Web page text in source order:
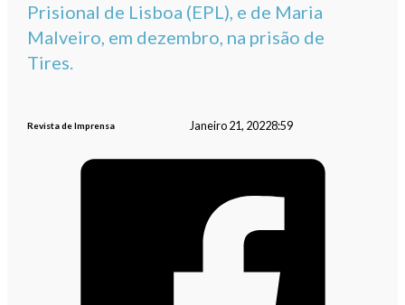
Prisional de Lisboa (EPL), e de Maria
Malveiro, em dezembro, na prisão de
Tires.
Revista de Imprensa Janeiro 21, 20228:59